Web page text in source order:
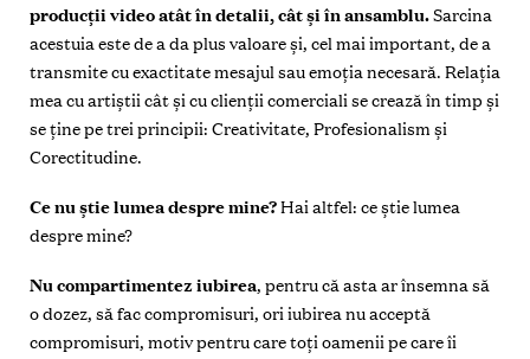
producţii video atât în detalii, cât și în ansamblu.Sarcina
acestuia este de a da plus valoare și, cel mai important, de a
transmite cu exactitate mesajul sau emoţia necesară. Relaţia
mea cu artiștii cât și cu clienţii comerciali se crează în timp și
se ţine pe trei principii: Creativitate, Profesionalism și
Corectitudine.
Ce nu știe lumea despre mine?Hai altfel: ce știe lumea
despre mine?
Nu compartimentez iubirea, pentru că asta ar însemna să
o dozez, să fac compromisuri, ori iubirea nu acceptă
compromisuri, motiv pentru care toţi oamenii pe care îi